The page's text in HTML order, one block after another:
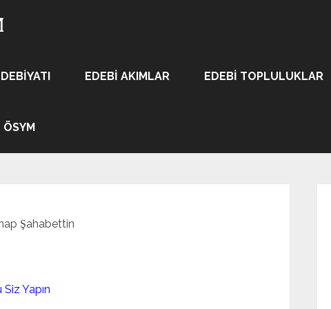
EDEBI AKIMLAR EDEBI TOPLULUKLAR
ÖSYM
Şahabettin
Yapın